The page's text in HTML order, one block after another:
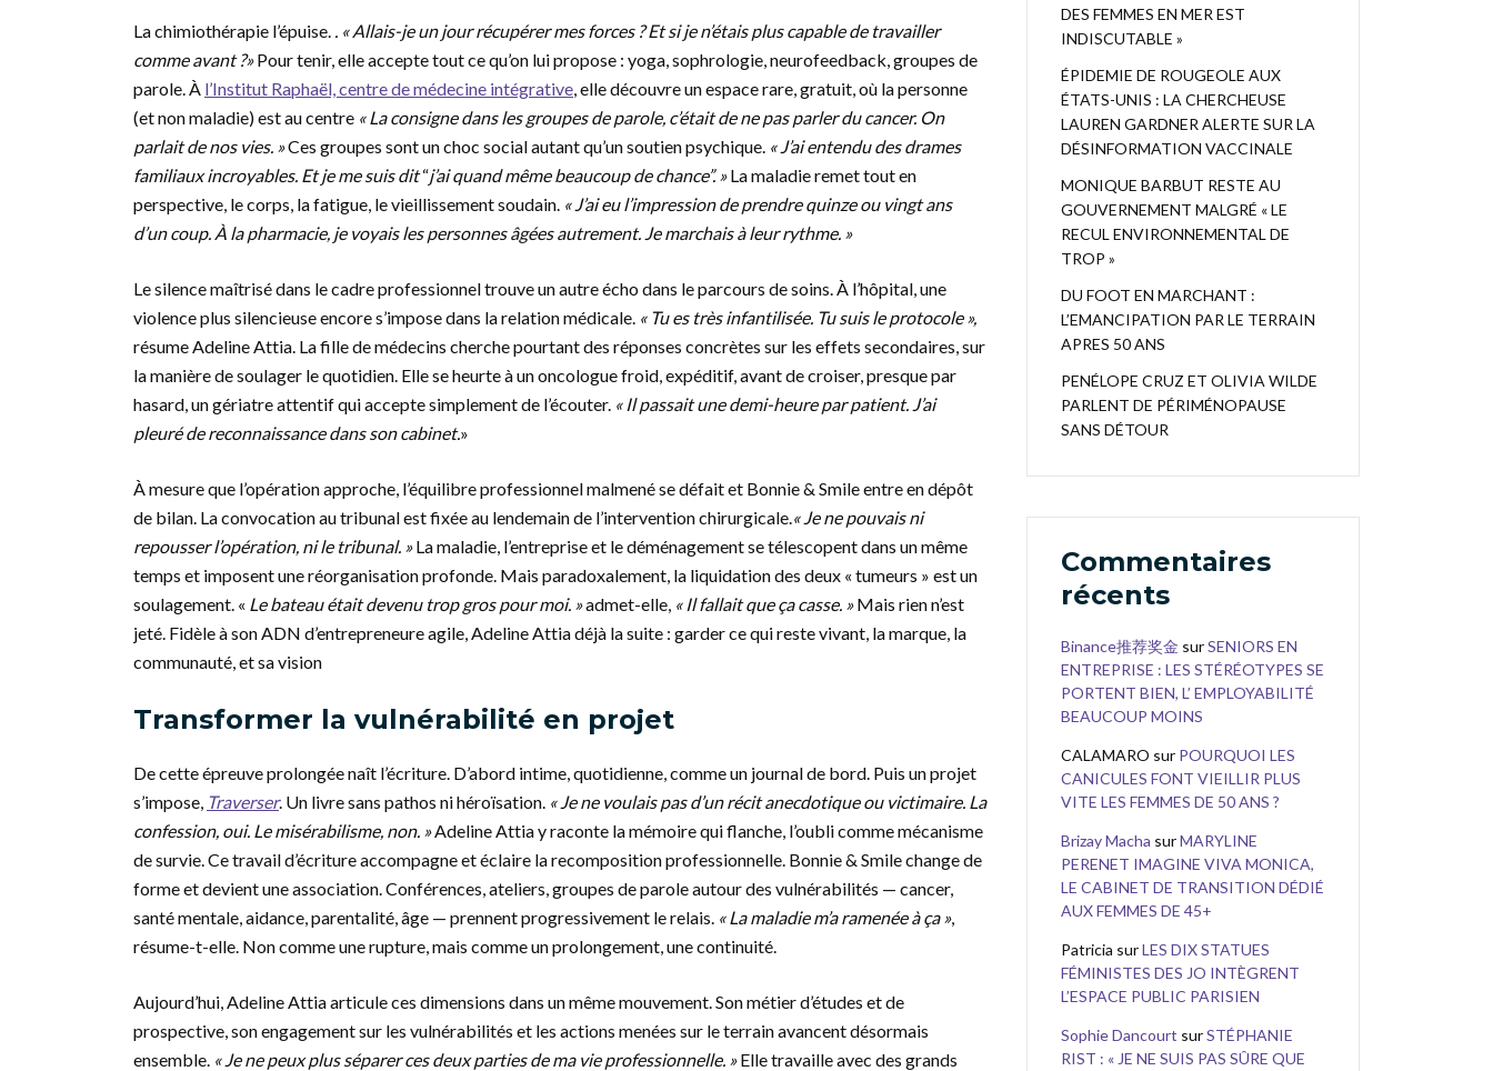
La chimiothérapie l’épuise. . « Allais-je un jour récupérer mes forces ? Et si je n’étais plus capable de travailler
comme avant ?»Pour tenir, elle accepte tout ce qu’on lui propose : yoga, sophrologie, neurofeedback, groupes de
parole. À l’Institut Raphaël, centre de médecine intégrative, elle découvre un espace rare, gratuit, où la personne
(et non maladie) est au centre « La consigne dans les groupes de parole, c’était de ne pas parler du cancer. On
parlait de nos vies. »Ces groupes sont un choc social autant qu’un soutien psychique. « J’ai entendu des drames
familiaux incroyables. Et je me suis dit“j’ai quand même beaucoup de chance”. »La maladie remet tout en
perspective, le corps, la fatigue, le vieillissement soudain. « J’ai eu l’impression de prendre quinze ou vingt ans
d’un coup. À la pharmacie, je voyais les personnes âgées autrement. Je marchais à leur rythme. »
Le silence maîtrisé dans le cadre professionnel trouve un autre écho dans le parcours de soins. À l’hôpital, une
violence plus silencieuse encore s’impose dans la relation médicale. « Tu es très infantilisée. Tu suis le protocole »,
résume Adeline Attia. La fille de médecins cherche pourtant des réponses concrètes sur les effets secondaires, sur
la manière de soulager le quotidien. Elle se heurte à un oncologue froid, expéditif, avant de croiser, presque par
hasard, un gériatre attentif qui accepte simplement de l’écouter. « Il passait une demi-heure par patient. J’ai
pleuré de reconnaissance dans son cabinet.»
À mesure que l’opération approche, l’équilibre professionnel malmené se défait et Bonnie & Smile entre en dépôt
de bilan. La convocation au tribunal est fixée au lendemain de l’intervention chirurgicale.« Je ne pouvais ni
repousser l’opération, ni le tribunal. »La maladie, l’entreprise et le déménagement se télescopent dans un même
temps et imposent une réorganisation profonde. Mais paradoxalement, la liquidation des deux « tumeurs » est un
soulagement. « Le bateau était devenu trop gros pour moi. »admet-elle, « Il fallait que ça casse. »Mais rien n’est
jeté. Fidèle à son ADN d’entrepreneure agile, Adeline Attia déjà la suite : garder ce qui reste vivant, la marque, la
communauté, et sa vision
Transformer la vulnérabilité en projet
De cette épreuve prolongée naît l’écriture. D’abord intime, quotidienne, comme un journal de bord. Puis un projet
s’impose, Traverser. Un livre sans pathos ni héroïsation. « Je ne voulais pas d’un récit anecdotiqueou victimaire. La
confession, oui. Le misérabilisme, non. »Adeline Attia y raconte la mémoire qui flanche, l’oubli comme mécanisme
de survie. Ce travail d’écriture accompagne et éclaire la recomposition professionnelle. Bonnie & Smile change de
forme et devient une association. Conférences, ateliers, groupes de parole autour des vulnérabilités — cancer,
santé mentale, aidance, parentalité, âge — prennent progressivement le relais. « La maladie m’a ramenée à ça »,
résume-t-elle. Non comme une rupture, mais comme un prolongement, une continuité.
Aujourd’hui, Adeline Attia articule ces dimensions dans un même mouvement. Son métier d’études et de
prospective, son engagement sur les vulnérabilités et les actions menées sur le terrain avancent désormais
ensemble. « Je ne peux plus séparer ces deux parties de ma vie professionnelle. »Elle travaille avec des grands
DES FEMMES EN MER EST
INDISCUTABLE »
ÉPIDEMIE DE ROUGEOLE AUX
ÉTATS-UNIS : LA CHERCHEUSE
LAUREN GARDNER ALERTE SUR LA
DÉSINFORMATION VACCINALE
MONIQUE BARBUT RESTE AU
GOUVERNEMENT MALGRÉ « LE
RECUL ENVIRONNEMENTAL DE
TROP »
DU FOOT EN MARCHANT :
L’EMANCIPATION PAR LE TERRAIN
APRES 50 ANS
PENÉLOPE CRUZ ET OLIVIA WILDE
PARLENT DE PÉRIMÉNOPAUSE
SANS DÉTOUR
Commentaires
récents
Binance推荐奖金 surSENIORS EN
ENTREPRISE : LES STÉRÉOTYPES SE
PORTENT BIEN, L’ EMPLOYABILITÉ
BEAUCOUP MOINS
CALAMARO sur POURQUOI LES
CANICULES FONT VIEILLIR PLUS
VITE LES FEMMES DE 50 ANS ?
Brizay Macha surMARYLINE
PERENET IMAGINE VIVA MONICA,
LE CABINET DE TRANSITION DÉDIÉ
AUX FEMMES DE 45+
Patricia surLES DIX STATUES
FÉMINISTES DES JO INTÈGRENT
L’ESPACE PUBLIC PARISIEN
Sophie Dancourt surSTÉPHANIE
RIST : « JE NE SUIS PAS SÛRE QUE